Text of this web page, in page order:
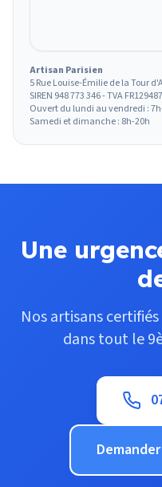
Artisan Parisien
5 Rue Louise-Émilie de la Tour
SIREN 948 773 346 - TVA
Ouvert du lundi au vendredi :
Samedi et dimanche : 8h-20h
Une
Nos artisans
dans tout le